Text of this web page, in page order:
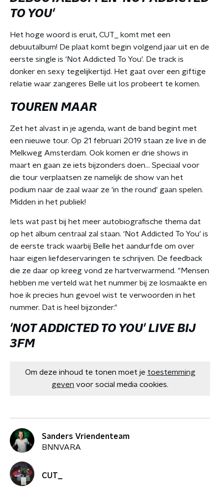
TO YOU'
Het hoge woord is eruit, CUT_ komt met een
debuutalbum! De plaat komt begin volgend jaar uit en de
eerste single is 'Not Addicted To You'. De track is
donker en sexy tegelijkertijd. Het gaat over een giftige
relatie waar zangeres Belle uit los probeert te komen.
TOUREN MAAR
Zet het alvast in je agenda, want de band begint met
een nieuwe tour. Op 21 februari 2019 staan ze live in de
Melkweg Amsterdam. Ook komen er drie shows in
maart en gaan ze iets bijzonders doen... Speciaal voor
die tour verplaatsen ze namelijk de show van het
podium naar de zaal waar ze 'in the round' gaan spelen.
Midden in het publiek!
Iets wat past bij het meer autobiografische thema dat
op het album centraal zal staan. 'Not Addicted To You' is
de eerste track waarbij Belle het aandurfde om over
haar eigen liefdeservaringen te schrijven. De feedback
die ze daar op kreeg vond ze hartverwarmend. "Mensen
hebben me verteld wat het nummer bij ze losmaakte en
hoe ik precies hun gevoel wist te verwoorden in het
nummer. Dat is heel bijzonder."
'NOT ADDICTED TO YOU' LIVE BIJ
3FM
Om deze inhoud te tonen moet je toestemming
geven voor social media cookies.
Sanders Vriendenteam
BNNVARA
CUT_